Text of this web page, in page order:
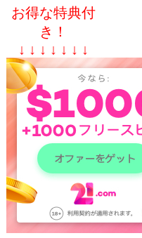
お得な特典付
き！
↓ ↓ ↓ ↓ ↓ ↓ ↓